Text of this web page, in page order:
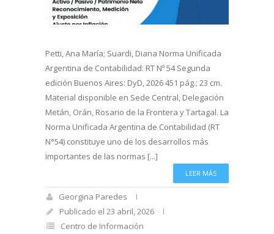
Petti, Ana María; Suardi, Diana Norma Unificada
Argentina de Contabilidad: RT Nº 54 Segunda
edición Buenos Aires: DyD, 2026 451 pág.; 23 cm.
Material disponible en Sede Central, Delegación
Metán, Orán, Rosario de la Frontera y Tartagal. La
Norma Unificada Argentina de Contabilidad (RT
N°54) constituye uno de los desarrollos más
importantes de las normas [...]
LEER MÁS
Georgina Paredes
Publicado el 23 abril, 2026
Centro de Información